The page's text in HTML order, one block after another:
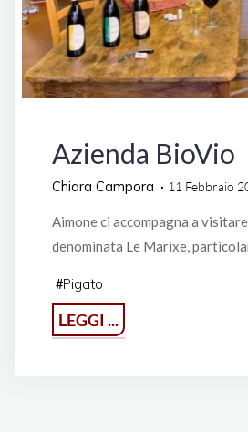
Azienda BioVio
Chiara Campora 11 Febbraio
Aimone ci accompagna a
denominata Le Marixe,
#Pigato
LEGGI ...
BioVio"